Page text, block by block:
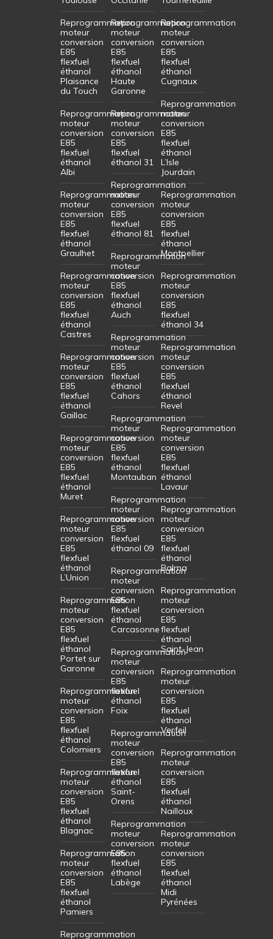
Reprogrammation
moteur
conversion
E85
flexfuel
éthanol
Plaisance
du Touch
Reprogrammation
moteur
conversion
E85
flexfuel
éthanol
Albi
Reprogrammation
moteur
conversion
E85
flexfuel
éthanol
Graulhet
Reprogrammation
moteur
conversion
E85
flexfuel
éthanol
Castres
Reprogrammation
moteur
conversion
E85
flexfuel
éthanol
Gaillac
Reprogrammation
moteur
conversion
E85
flexfuel
éthanol
Muret
Reprogrammation
moteur
conversion
E85
flexfuel
éthanol
L’Union
Reprogrammation
moteur
conversion
E85
flexfuel
éthanol
Portet sur
Garonne
Reprogrammation
moteur
conversion
E85
flexfuel
éthanol
Colomiers
Reprogrammation
moteur
conversion
E85
flexfuel
éthanol
Blagnac
Reprogrammation
moteur
conversion
E85
flexfuel
éthanol
Pamiers
Reprogrammation
Reprogrammation
moteur
conversion
E85
flexfuel
éthanol
Haute
Garonne
Reprogrammation
moteur
conversion
E85
flexfuel
éthanol 31
Reprogrammation
moteur
conversion
E85
flexfuel
éthanol 81
Reprogrammation
moteur
conversion
E85
flexfuel
éthanol
Auch
Reprogrammation
moteur
conversion
E85
flexfuel
éthanol
Cahors
Reprogrammation
moteur
conversion
E85
flexfuel
éthanol
Montauban
Reprogrammation
moteur
conversion
E85
flexfuel
éthanol 09
Reprogrammation
moteur
conversion
E85
flexfuel
éthanol
Carcasonne
Reprogrammation
moteur
conversion
E85
flexfuel
éthanol
Foix
Reprogrammation
moteur
conversion
E85
flexfuel
éthanol
Saint-
Orens
Reprogrammation
moteur
conversion
E85
flexfuel
éthanol
Labège
Reprogrammation
moteur
conversion
E85
flexfuel
éthanol
Cugnaux
Reprogrammation
moteur
conversion
E85
flexfuel
éthanol
L’Isle
Jourdain
Reprogrammation
moteur
conversion
E85
flexfuel
éthanol
Montpellier
Reprogrammation
moteur
conversion
E85
flexfuel
éthanol 34
Reprogrammation
moteur
conversion
E85
flexfuel
éthanol
Revel
Reprogrammation
moteur
conversion
E85
flexfuel
éthanol
Lavaur
Reprogrammation
moteur
conversion
E85
flexfuel
éthanol
Balma
Reprogrammation
moteur
conversion
E85
flexfuel
éthanol
Saint-Jean
Reprogrammation
moteur
conversion
E85
flexfuel
éthanol
Verfeil
Reprogrammation
moteur
conversion
E85
flexfuel
éthanol
Nailloux
Reprogrammation
moteur
conversion
E85
flexfuel
éthanol
Midi
Pyrénées